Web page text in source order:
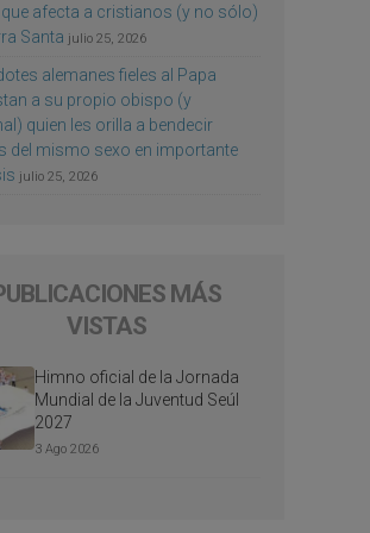
afecta a cristianos (y no sólo)
Santa julio 25, 2026
alemanes fieles al Papa
a su propio obispo (y
quien les orilla a bendecir
del mismo sexo en importante
julio 25, 2026
MÁS
VISTAS
Himno oficial de la Jornada
Mundial de la Juventud Seúl
2027
3 Ago 2026